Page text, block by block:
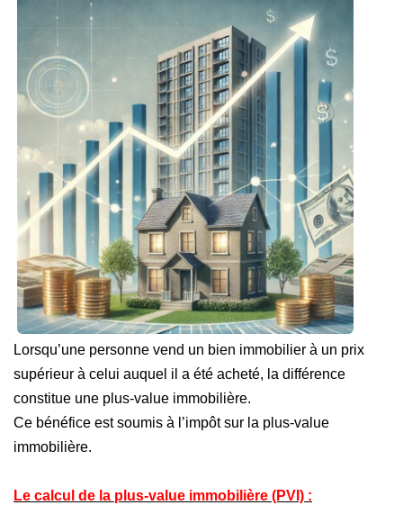
Locaux Commerciaux
Appartements
Terrains À Bâtir
Immeubles
Fonds De Commerce
Acheter
VENTES INTERACTIVES
VENDRE
LOUER / GÉRER
NOS CLIENTS
Avis Clients
Lorsqu’une personne vend un bien immobilier à un prix
supérieur à celui auquel il a été acheté, la différence
constitue une plus-value immobilière.
Ce bénéfice est soumis à l’impôt sur la plus-value
immobilière.
Le calcul de la plus-value immobilière (PVI) :